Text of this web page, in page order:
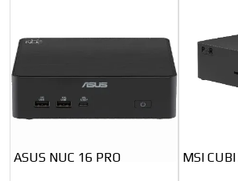
ASUS NUC 16 PRO MSI